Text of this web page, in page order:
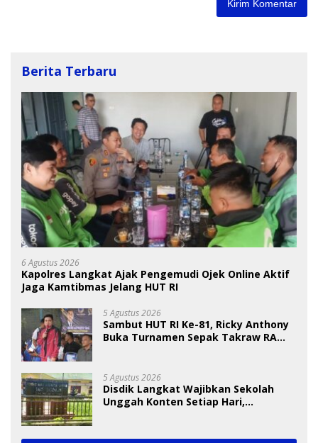
Berita Terbaru
6 Agustus 2026
Kapolres Langkat Ajak Pengemudi Ojek Online Aktif
Jaga Kamtibmas Jelang HUT RI
5 Agustus 2026
Sambut HUT RI Ke-81, Ricky Anthony
Buka Turnamen Sepak Takraw RA
5 Agustus 2026
Disdik Langkat Wajibkan Sekolah
Unggah Konten Setiap Hari,